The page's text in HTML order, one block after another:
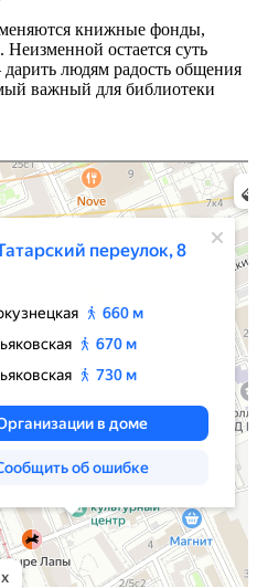
книжные фонды,
остается суть
людям радость общения
важный для библиотеки
ближайшее метро Новокузнецкая —